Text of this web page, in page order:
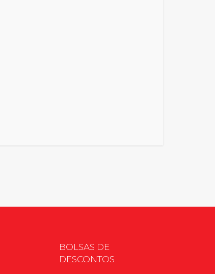
BOLSAS DE
DESCONTOS